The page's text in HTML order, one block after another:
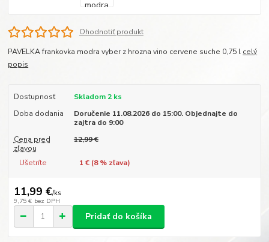
Ohodnotiť produkt
PAVELKA frankovka modra vyber z hrozna vino cervene suche 0,75 l celý
popis
Dostupnosť
Skladom 2 ks
Doba dodania
Doručenie 11.08.2026 do 15:00. Objednajte do
zajtra do 9:00
Cena pred
zľavou
12,99 €
Ušetríte 1 € (8% zľava)
11,99 €/ks
9,75 € bez DPH
Pridať do košíka